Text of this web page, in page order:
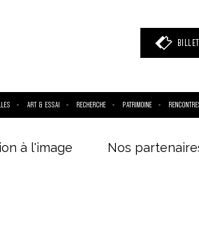
ART & ESSAI RECHERCHE PATRIMOINE
à l'image Nos